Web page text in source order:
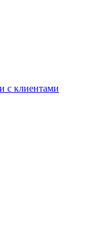
с клиентами